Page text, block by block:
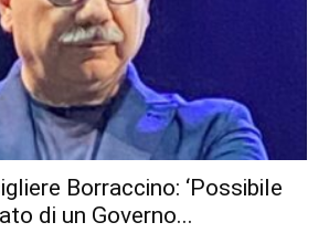
Borraccino: ‘Possibile
di un Governo...